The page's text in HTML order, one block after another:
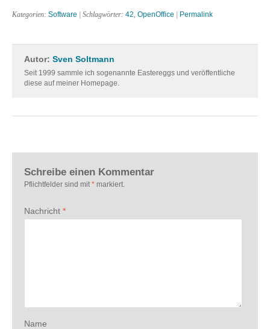
Kategorien: Software | Schlagwörter: 42, OpenOffice Permalink
Autor: Sven Soltmann
Seit 1999 sammle ich sogenannte Eastereggs und veröffentliche
diese auf meiner Homepage.
Schreibe einen Kommentar
Pflichtfelder sind mit * markiert.
Nachricht *
Name